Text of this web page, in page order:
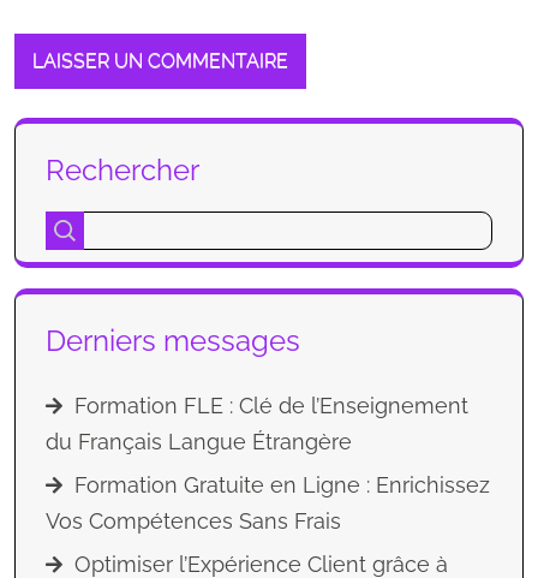
Rechercher
Derniers messages
Formation FLE : Clé de l’Enseignement
du Français Langue Étrangère
Formation Gratuite en Ligne : Enrichissez
Vos Compétences Sans Frais
Optimiser l’Expérience Client grâce à